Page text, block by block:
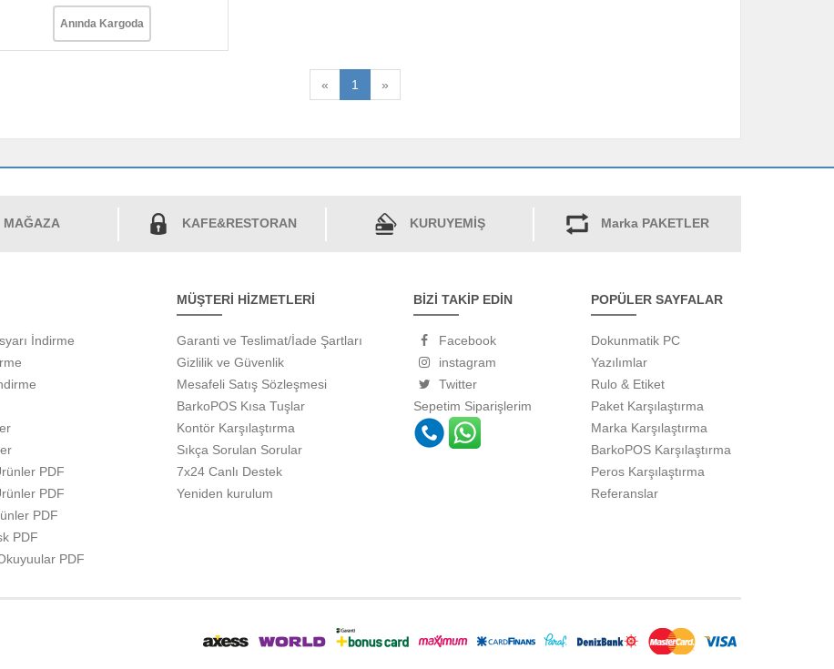
Anında Kargoda
« 1 »
MAĞAZA KAFE&RESTORAN KURUYEMİŞ Marka PAKETLER
İndirme
PDF
PDF
PDF
PDF
PDF
MÜŞTERİ HİZMETLERİ
Garanti ve Teslimat/İade Şartları
Gizlilik ve Güvenlik
Mesafeli Satış Sözleşmesi
BarkoPOS Kısa Tuşlar
Kontör Karşılaştırma
Sıkça Sorulan Sorular
7x24 Canlı Destek
Yeniden kurulum
BİZİ TAKİP EDİN
Facebook
instagram
Twitter
Sepetim Siparişlerim
POPÜLER SAYFALAR
Dokunmatik PC
Yazılımlar
Rulo & Etiket
Paket Karşılaştırma
Marka Karşılaştırma
BarkoPOS Karşılaştırma
Peros Karşılaştırma
Referanslar